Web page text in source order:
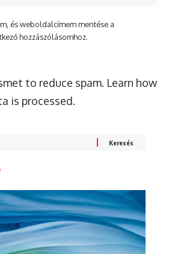
és weboldalcímem mentése a
hozzászólásomhoz.
to reduce spam. Learn how
is processed.